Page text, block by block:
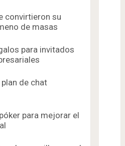
convirtieron su
de masas
para invitados
de chat
para mejorar el